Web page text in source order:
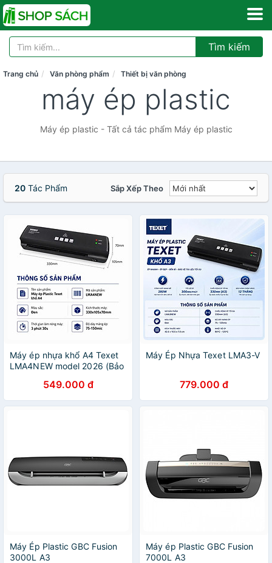
Tìm kiếm
Trang chủ Văn phòng phẩm Thiết bị văn phòng
máy ép plastic
Máy ép plastic - Tất cả tác phẩm Máy ép plastic
20 Tác Phẩm Sắp Xếp Theo
Máy ép nhựa khổ A4 Texet
LMA4NEW model 2026 (Bảo
549.000 đ
Máy Ép Nhựa Texet LMA3-V
779.000 đ
Máy Ép Plastic GBC Fusion
3000L A3
Máy ép Plastic GBC Fusion
7000L A3